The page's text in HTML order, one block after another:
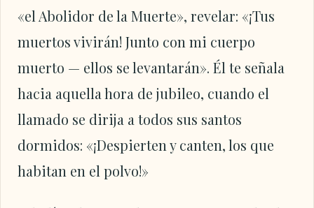
«el Abolidor de la Muerte», revelar: «¡Tus
muertos vivirán! Junto con mi cuerpo
muerto — ellos se levantarán». Él te señala
hacia aquella hora de jubileo, cuando el
llamado se dirija a todos sus santos
dormidos: «¡Despierten y canten, los que
habitan en el polvo!»